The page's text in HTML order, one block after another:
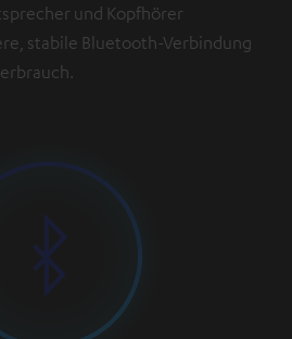
und Kopfhörer
stabile Bluetooth-Verbindung